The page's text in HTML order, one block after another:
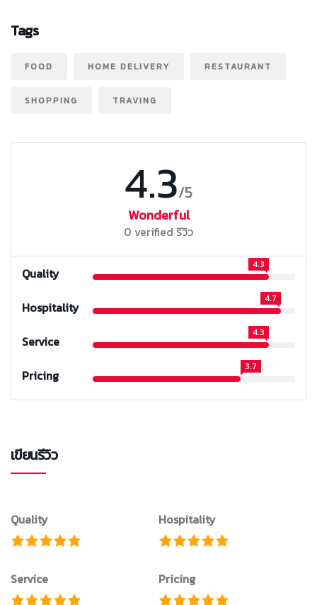
Tags
FOOD HOME DELIVERY RESTAURANT
SHOPPING TRAVING
4.3/5
Wonderful
0 verified รีวิว
Quality
4.3
Hospitality
4.7
Service
4.3
Pricing
3.7
เขียนรีวิว
Quality Hospitality
Service Pricing